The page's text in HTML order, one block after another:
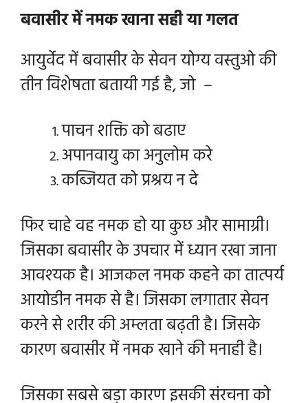
बवासीर में नमक खाना सही या गलत
आयुर्वेद में बवासीर के सेवन योग्य वस्तुओ की
तीन विशेषता बतायी गई है, जो –
पाचन शक्ति को बढाए
अपानवायु का अनुलोम करे
कब्जियत को प्रश्रय न दे
फिर चाहे वह नमक हो या कुछ और सामाग्री।
जिसका बवासीर के उपचार में ध्यान रखा जाना
आवश्यक है। आजकल नमक कहने का तात्पर्य
आयोडीन नमक से है। जिसका लगातार सेवन
करने से शरीर की अम्लता बढ़ती है। जिसके
कारण बवासीर में नमक खाने की मनाही है।
जिसका सबसे बड़ा कारण इसकी संरचना को